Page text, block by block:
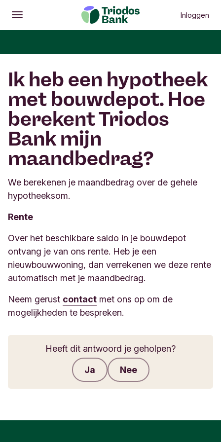
Openen
Hoofdmenu Inloggen
Ik heb een hypotheek
met bouwdepot. Hoe
berekent Triodos
Bank mijn
maandbedrag?
We berekenen je maandbedrag over de gehele
hypotheeksom.
Rente
Over het beschikbare saldo in je bouwdepot
ontvang je van ons rente. Heb je een
nieuwbouwwoning, dan verrekenen we deze rente
automatisch met je maandbedrag.
Neem gerust contact met ons op om de
mogelijkheden te bespreken.
Heeft dit antwoord je geholpen?
Ja Nee